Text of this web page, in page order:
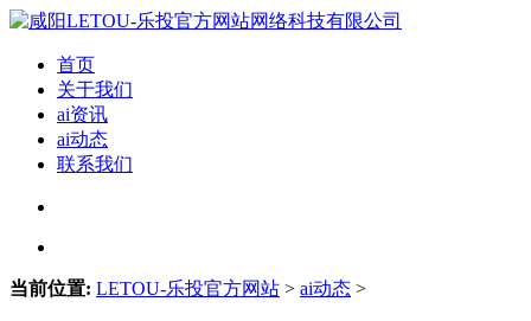
首页
关于我们
ai资讯
ai动态
联系我们
当前位置: LETOU-乐投官方网站 > ai动态 >